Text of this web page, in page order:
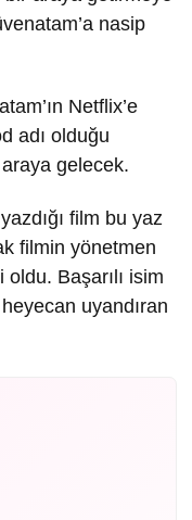
nasip
Netflix’e
adı olduğu
gelecek.
film bu yaz
filmin yönetmen
Başarılı isim
uyandıran